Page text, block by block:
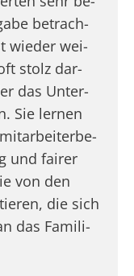
betrach­
wie­der wei­
stolz dar­
das Unter­
Sie ler­nen
und fai­rer
von den
die sich
das Fami­li­